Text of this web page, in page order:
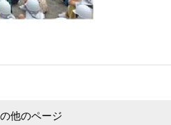
他のページ